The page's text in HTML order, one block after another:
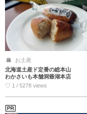
お土産
北海道土産ド定番の総本山
わかさいも本舗洞爺湖本店
♡ 1 / 5278 views